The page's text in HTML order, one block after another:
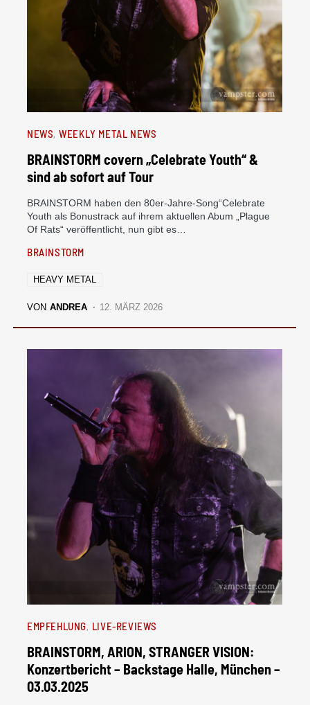
NEWS WEEKLY METAL NEWS
BRAINSTORM covern „Celebrate Youth“ &
sind ab sofort auf Tour
BRAINSTORM haben den 80er-Jahre-Song“Celebrate
Youth als Bonustrack auf ihrem aktuellen Abum „Plague
Of Rats“ veröffentlicht, nun gibt es…
BRAINSTORM
HEAVY METAL
VON ANDREA 12. MÄRZ 2026
EMPFEHLUNG LIVE-REVIEWS
BRAINSTORM, ARION, STRANGER VISION:
Konzertbericht – Backstage Halle, München –
03.03.2025